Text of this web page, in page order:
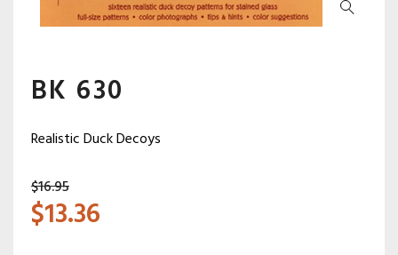
BK 630
Realistic Duck Decoys
$16.95
$13.36